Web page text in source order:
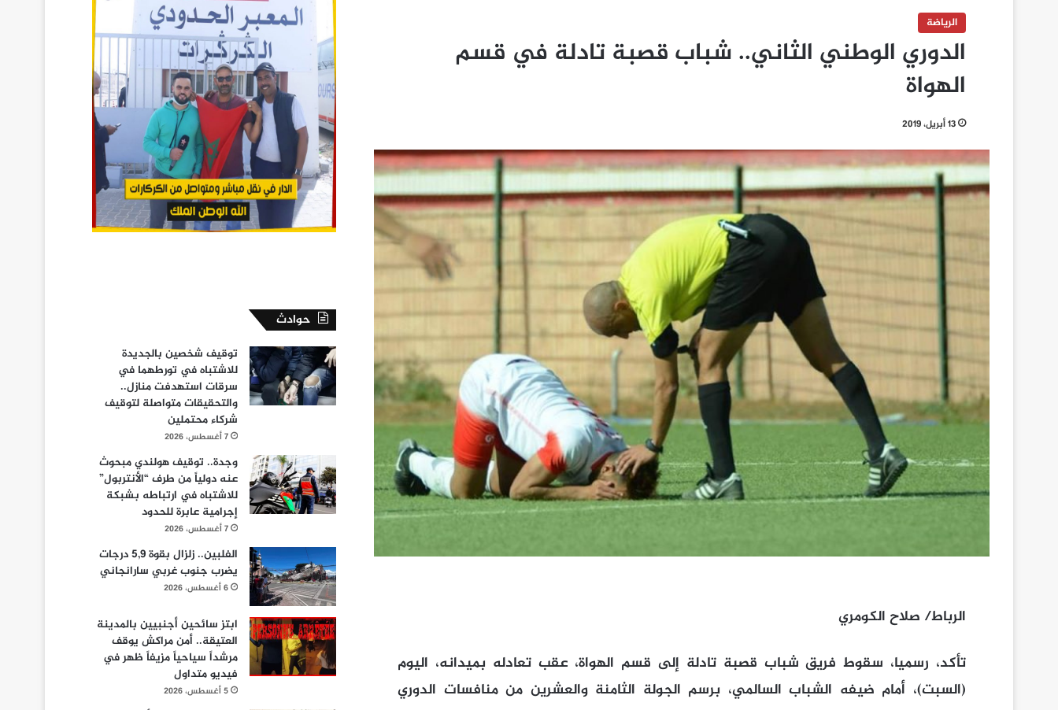
الرياضة
الدوري الوطني الثاني.. شباب قصبة تادلة في قسم
الهواة
13 أبريل، 2019
الرباط/ صلاح الكومري
تأكد، رسميا، سقوط فريق شباب قصبة تادلة إلى قسم الهواة، عقب تعادله بميدانه، اليوم
(السبت)، أمام ضيفه الشباب السالمي، برسم الجولة الثامنة والعشرين من منافسات الدوري
حوادث
توقيف شخصين بالجديدة
للاشتباه في تورطهما في
سرقات استهدفت منازل..
والتحقيقات متواصلة لتوقيف
شركاء محتملين
7 أغسطس، 2026
وجدة.. توقيف هولندي مبحوث
عنه دولياً من طرف “الأنتربول”
للاشتباه في ارتباطه بشبكة
إجرامية عابرة للحدود
7 أغسطس، 2026
الفلبين.. زلزال بقوة 5,9 درجات
يضرب جنوب غربي سارانجاني
6 أغسطس، 2026
ابتز سائحين أجنبيين بالمدينة
العتيقة.. أمن مراكش يوقف
مرشداً سياحياً مزيفاً ظهر في
فيديو متداول
5 أغسطس، 2026